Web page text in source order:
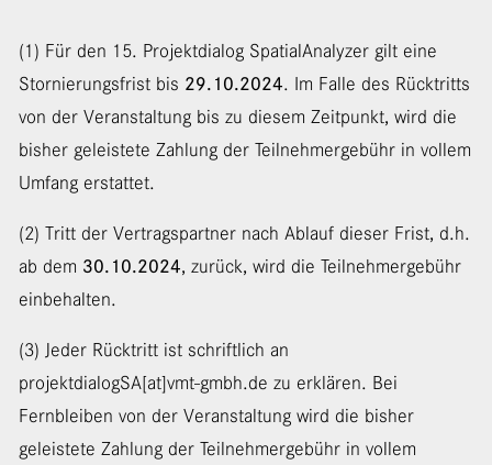
(1) Für den 15. Projektdialog SpatialAnalyzer gilt eine
Stornierungsfrist bis 29.10.2024. Im Falle des Rücktritts
von der Veranstaltung bis zu diesem Zeitpunkt, wird die
bisher geleistete Zahlung der Teilnehmergebühr in vollem
Umfang erstattet.
(2) Tritt der Vertragspartner nach Ablauf dieser Frist, d.h.
ab dem 30.10.2024, zurück, wird die Teilnehmergebühr
einbehalten.
(3) Jeder Rücktritt ist schriftlich an
projektdialogSA[at]vmt-gmbh.de zu erklären. Bei
Fernbleiben von der Veranstaltung wird die bisher
geleistete Zahlung der Teilnehmergebühr in vollem